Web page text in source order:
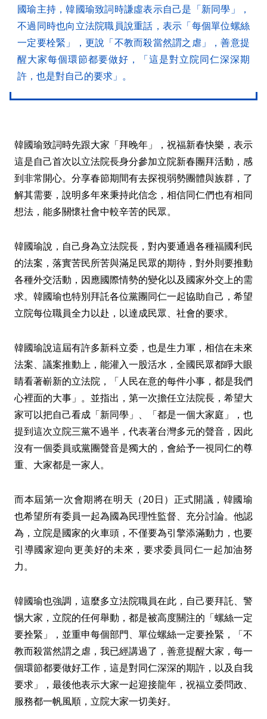
國瑜主持，韓國瑜致詞時謙虛表示自己是「新同學」，
不過同時也向立法院職員說重話，表示「每個單位螺絲
一定要栓緊」，更說「不教而殺當然謂之虐」，善意提
醒大家每個環節都要做好，「這是對立院同仁深深期
許，也是對自己的要求」。
韓國瑜致詞時先跟大家「拜晚年」，祝福新春快樂，表示
這是自己首次以立法院長身分參加立院新春團拜活動，感
到非常開心。分享春節期間有去探視弱勢團體與族群，了
解其需要，說明多年來秉持此信念，相信同仁們也有相同
想法，能多關懷社會中較辛苦的民眾。
韓國瑜說，自己身為立法院長，對內要通過各種福國利民
的法案，落實苦民所苦與滿足民眾的期待，對外則要推動
各種外交活動，因應國際情勢的變化以及國家外交上的需
求。韓國瑜也特別拜託各位黨團同仁一起協助自己，希望
立院每位職員全力以赴，以達成民眾、社會的要求。
韓國瑜說這屆有許多新科立委，也是生力軍，相信在未來
法案、議案推動上，能灌入一股活水，全國民眾都睜大眼
睛看著嶄新的立法院，「人民在意的每件小事，都是我們
心裡面的大事」。並指出，第一次擔任立法院長，希望大
家可以把自己看成「新同學」、「都是一個大家庭」，也
提到這次立院三黨不過半，代表著台灣多元的聲音，因此
沒有一個委員或黨團聲音是獨大的，會給予一視同仁的尊
重、大家都是一家人。
而本屆第一次會期將在明天（20日）正式開議，韓國瑜
也希望所有委員一起為國為民理性監督、充分討論。他認
為，立院是國家的火車頭，不僅要為引擎添滿動力，也要
引導國家迎向更美好的未來，要求委員同仁一起加油努
力。
韓國瑜也強調，這麼多立法院職員在此，自己要拜託、警
惕大家，立院的任何舉動，都是被高度關注的「螺絲一定
要拴緊」，並重申每個部門、單位螺絲一定要拴緊，「不
教而殺當然謂之虐，我已經講過了，善意提醒大家，每一
個環節都要做好工作，這是對同仁深深的期許，以及自我
要求」，最後他表示大家一起迎接龍年，祝福立委問政、
服務都一帆風順，立院大家一切美好。